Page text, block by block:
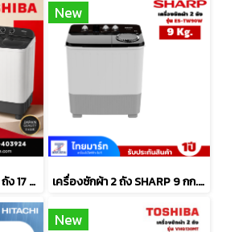
TOSHIBA เครื่องซักผ้า 2 ถัง 17 กิโลกรัม รุ่น VH-Q180MT
New
เครื่องซักผ้า 2 ถัง SHARP 9 กก. รุ่น ES-TW90W
New